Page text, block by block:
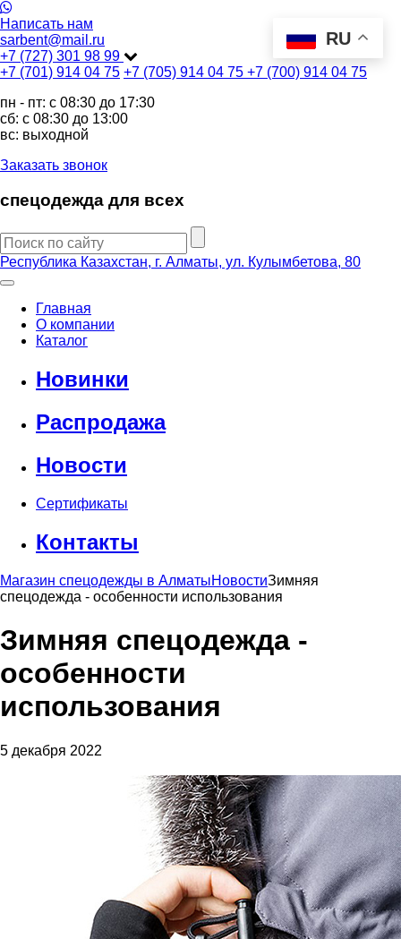
Написать нам
sarbent@mail.ru
+7 (727) 301 98 99
+7 (701) 914 04 75 +7 (705) 914 04 75 +7 (700) 914 04 75
пн - пт: c 08:30 до 17:30
сб: c 08:30 до 13:00
вс: выходной
Заказать звонок
спецодежда для всех
Республика Казахстан, г. Алматы, ул. Кулымбетова, 80
Главная
О компании
Каталог
Новинки
Распродажа
Новости
Сертификаты
Контакты
Магазин спецодежды в АлматыНовостиЗимняя
спецодежда - особенности использования
Зимняя спецодежда -
особенности
использования
5 декабря 2022
RU